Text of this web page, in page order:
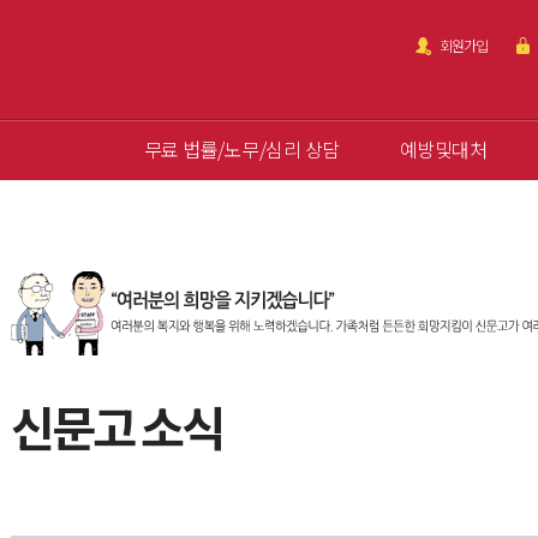
회원가입
무료 법률/노무/심리 상담 예방및대처
신문고 소식